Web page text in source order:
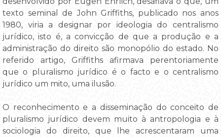
texto seminal de John Griffiths, publicado nos anos
1980, viria a designar por ideologia do centralismo
jurídico, isto é, a convicção de que a produção e a
administração do direito são monopólio do estado. No
referido artigo, Griffiths afirmava perentoriamente
que o pluralismo jurídico é o facto e o centralismo
jurídico um mito, uma ilusão.
O reconhecimento e a disseminação do conceito de
pluralismo jurídico devem muito à antropologia e à
sociologia do direito, que lhe acrescentaram uma